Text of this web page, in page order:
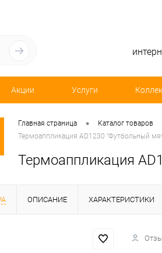
Акции Услуги
Главная страница • Каталог товаров
Термоаппликация AD1230 "Футбольный
Термоаппликация
ОПИСАНИЕ ХАРАКТЕРИСТИКИ